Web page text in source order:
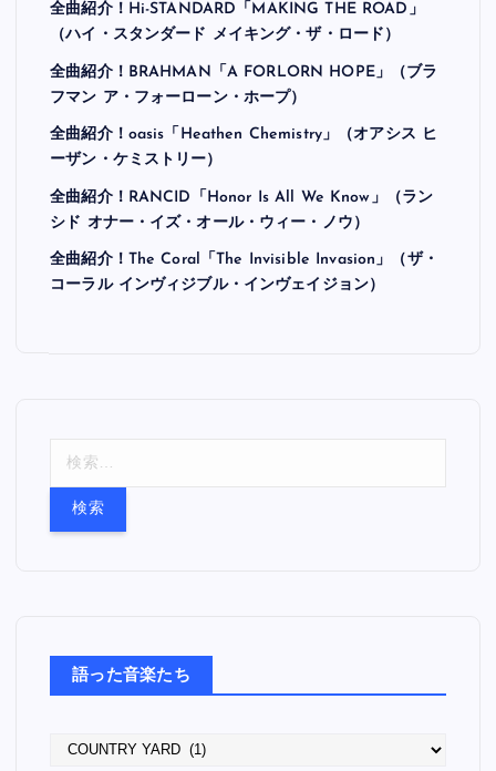
全曲紹介！Hi-STANDARD「MAKING THE ROAD」
（ハイ・スタンダード メイキング・ザ・ロード）
全曲紹介！BRAHMAN「A FORLORN HOPE」（ブラ
フマン ア・フォーローン・ホープ）
全曲紹介！oasis「Heathen Chemistry」（オアシス ヒ
ーザン・ケミストリー）
全曲紹介！RANCID「Honor Is All We Know」（ラン
シド オナー・イズ・オール・ウィー・ノウ）
全曲紹介！The Coral「The Invisible Invasion」（ザ・
コーラル インヴィジブル・インヴェイジョン）
語った音楽たち